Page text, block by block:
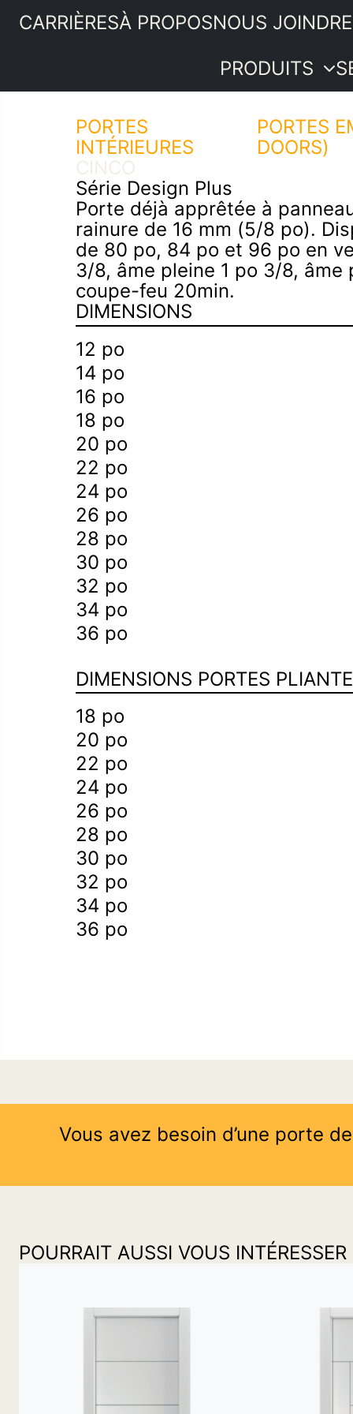
CARRIÈRESÀ PROPOSNOUS JOINDRE
PRODUITS
Portes
intérieures
boiseries
Quincaillerie
Bois de
menuiserie
Revêtements
intérieurs
pin
PRODUITS
SERVICES
IDÉES ET
ASTUCES
PROMOTIONS
SOUMISSION
PORTES
DOORS)
PORTES
INTÉRIEURES
CINCO
Série Design Plus
Porte déjà apprêtée à
rainure de 16 mm (5/8 po).
de 80 po, 84 po et 96 po en
3/8, âme pleine 1 po 3/8, âme
coupe-feu 20min.
DIMENSIONS
12 po
14 po
16 po
18 po
20 po
22 po
24 po
26 po
28 po
30 po
32 po
34 po
36 po
DIMENSIONS PORTES
18 po
20 po
22 po
24 po
26 po
28 po
30 po
32 po
34 po
36 po
Vous avez besoin d’une porte
POURRAIT AUSSI VOUS INTÉRESSER